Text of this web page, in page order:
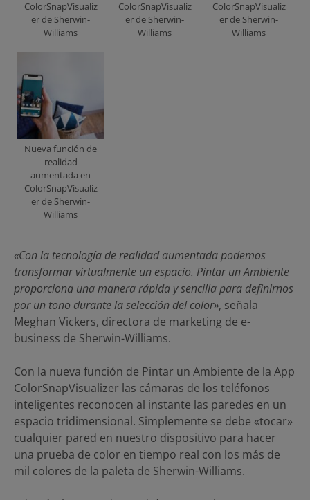
ColorSnapVisualiz
er de Sherwin-
Williams
ColorSnapVisualiz
er de Sherwin-
Williams
ColorSnapVisualiz
er de Sherwin-
Williams
Nueva función de
realidad
aumentada en
ColorSnapVisualiz
er de Sherwin-
Williams
«Con la tecnología de realidad aumentada podemos
transformar virtualmente un espacio. Pintar un Ambiente
proporciona una manera rápida y sencilla para definirnos
por un tono durante la selección del color», señala
Meghan Vickers, directora de marketing de e-
business de Sherwin-Williams.
Con la nueva función de Pintar un Ambiente de la App
ColorSnapVisualizer las cámaras de los teléfonos
inteligentes reconocen al instante las paredes en un
espacio tridimensional. Simplemente se debe «tocar»
cualquier pared en nuestro dispositivo para hacer
una prueba de color en tiempo real con los más de
mil colores de la paleta de Sherwin-Williams.